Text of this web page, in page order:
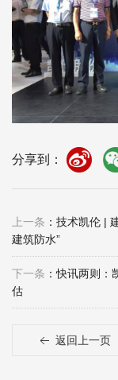
分享到：
上一条 ：技术凯伦 |
建筑防水”
下一条 ：快讯两则
估
返回上一页